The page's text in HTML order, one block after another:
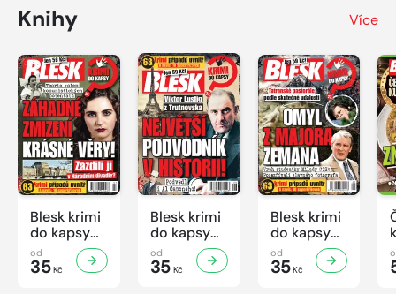
Knihy Více
Blesk krimi
do kapsy
č.7/2026
od
35Kč
Blesk krimi
do kapsy
č.6/2026
od
35Kč
Blesk krimi
do kapsy
č.5/2026
od
35Kč